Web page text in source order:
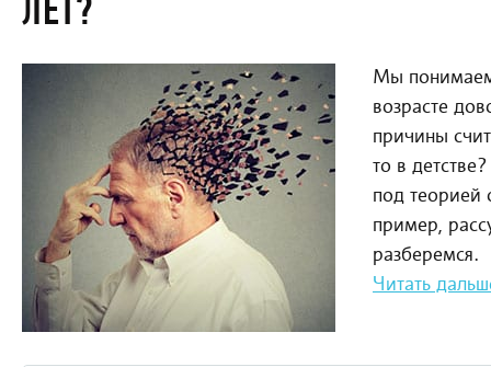
ЛЕТ?
Мы
возрасте
причины
то в
под теорией
пример,
разберемся.
Читать